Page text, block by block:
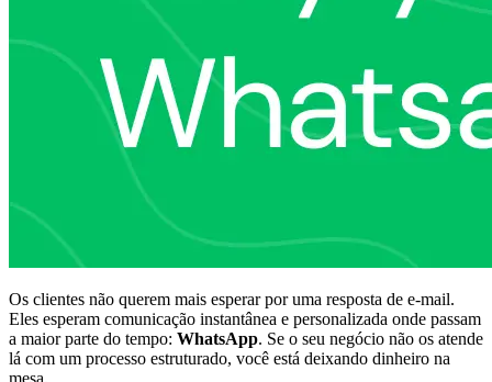
Os clientes não querem mais esperar por uma resposta de e-mail.
Eles esperam comunicação instantânea e personalizada onde passam
a maior parte do tempo: WhatsApp. Se o seu negócio não os atende
lá com um processo estruturado, você está deixando dinheiro na
mesa.